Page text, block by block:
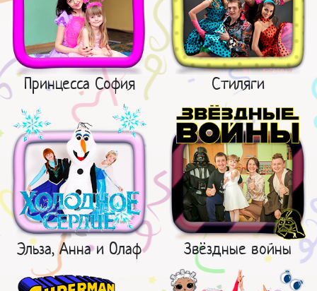
Принцесса София Стиляги
Эльза, Анна и Олаф Звёздные войны